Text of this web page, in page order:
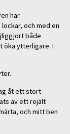
har
och med en
både
öka ytterligare. I
åt ett stort
av ett rejält
och mitt ben